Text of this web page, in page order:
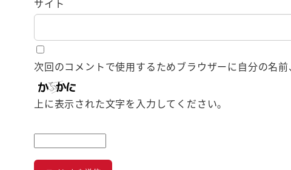
サイト
次回のコメントで使用するためブラウザーに自分の名
上に表示された文字を入力してください。